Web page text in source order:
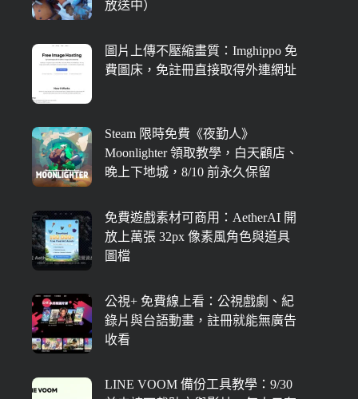
放送中）
圖片上傳不壓縮畫質：Imghippo 免
費圖床，免註冊直接取得外連網址
Steam 限時免費《夜勤人》
Moonlighter 領取教學，白天顧店、
晚上下地城，8/10 前永久保留
免費遊戲素材可商用：AetherAI 開
放上萬張 32px 像素風角色與道具
圖檔
公視+ 免費線上看：公視戲劇、紀
錄片與台語動畫，註冊就能無廣告
收看
LINE VOOM 備份工具教學：9/30